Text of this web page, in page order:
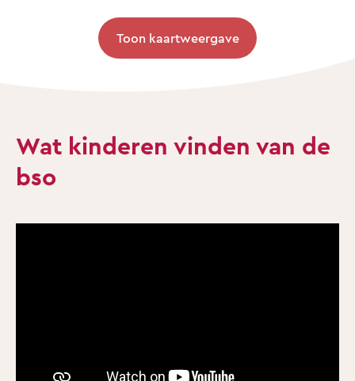
Toon kaartweergave
Wat kinderen vinden van de
bso